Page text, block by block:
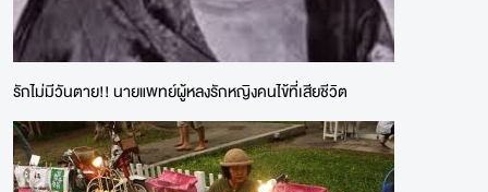
รักไม่มีวันตาย!! นายแพทย์ผู้หลงรักหญิงคนไข้ที่เสียชีวิต